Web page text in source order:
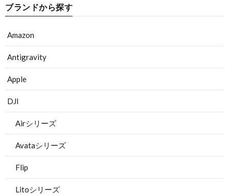
ブランドから探す
Amazon
Antigravity
Apple
DJI
Airシリーズ
Avataシリーズ
Flip
Litoシリーズ